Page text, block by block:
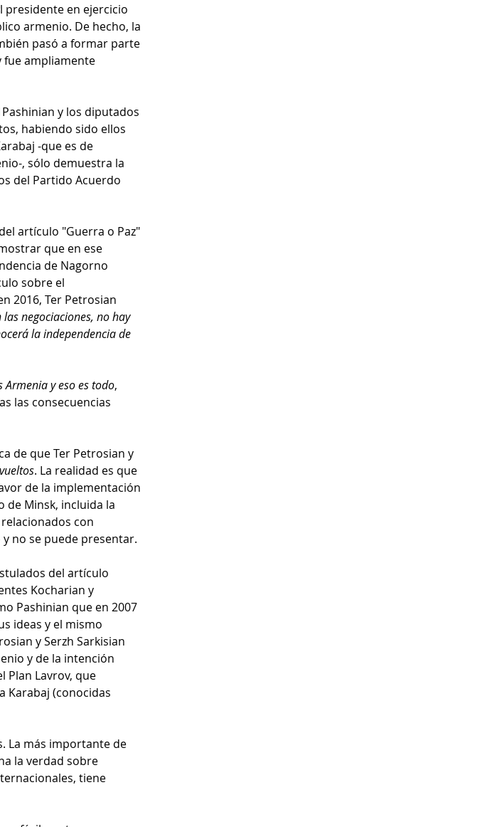
presidente en ejercicio
armenio. De hecho, la
pasó a formar parte
fue ampliamente
y los diputados
habiendo sido ellos
-que es de
, sólo demuestra la
del Partido Acuerdo
artículo "Guerra o Paz"
que en ese
de Nagorno
sobre el
2016, Ter Petrosian
negociaciones, no hay
la independencia de
Armenia y eso es todo,
las consecuencias
de que Ter Petrosian y
. La realidad es que
de la implementación
de Minsk, incluida la
con
no se puede presentar.
del artículo
Kocharian y
Pashinian que en 2007
ideas y el mismo
y Serzh Sarkisian
y de la intención
Plan Lavrov, que
Karabaj (conocidas
La más importante de
la verdad sobre
tiene